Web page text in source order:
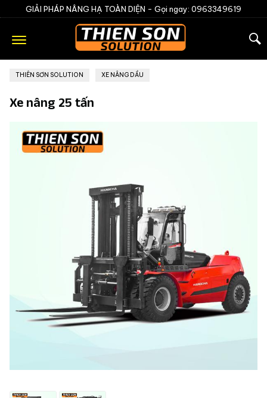
GIẢI PHÁP NÂNG HẠ TOÀN DIỆN - Gọi ngay: 0963349619
THIÊN SƠN SOLUTION XE NÂNG DẦU
Xe nâng 25 tấn